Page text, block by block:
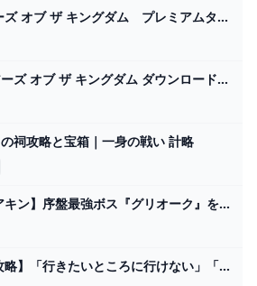
ゼルダの伝説 ティアーズ オブ ザ キングダム プレミアムタペストリー｜セガプラザ
ゼルダの伝説 ティアーズ オブ ザ キングダム ダウンロード版 My Nintendo Store（マイニンテンドーストア）
祠攻略と宝箱｜一身の戦い 計略
【ゼルダの伝説 ティアキン】序盤最強ボス『グリオーク』を３体倒した後に○○するとヤバすぎる！&グリオーク超簡単な攻略法を解説【ゼルダの伝説ティアーズオブザキングダム】【まがれつ】 - YouTube
【ゼルダ ティアキン攻略】「行きたいところに行けない」「祠がクリアーできない」詰まったときの対処法【ティアーズ オブ ザ キングダム】 ゲーム・エンタメ最新情報のファミ通.com